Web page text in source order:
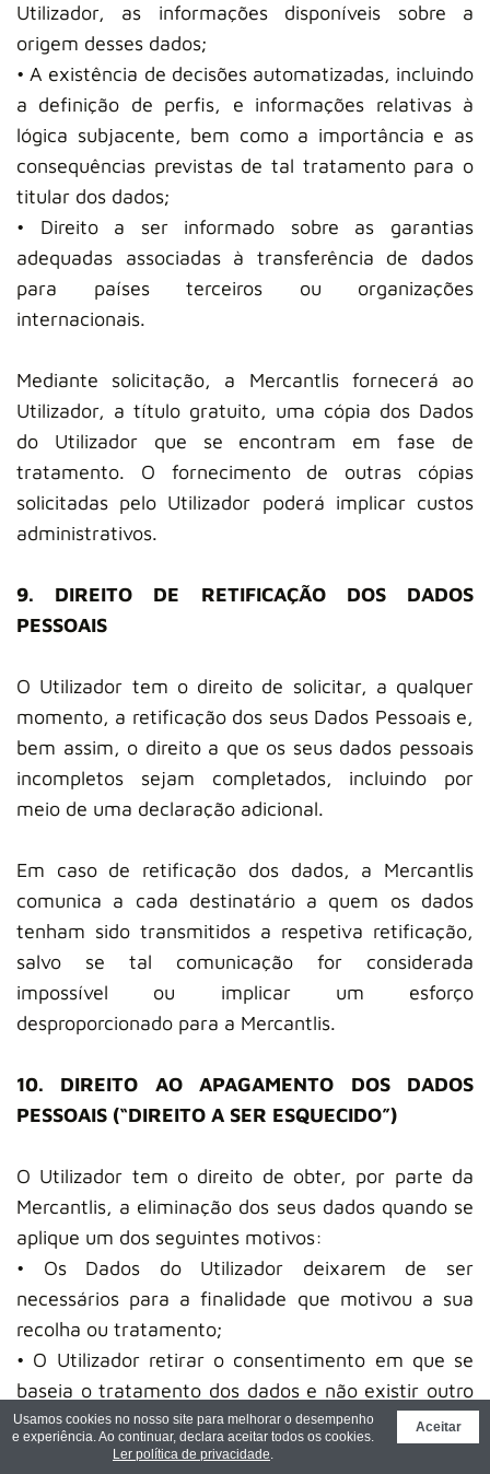
Usamos cookies no nosso site para melhorar o desempenho
e experiência. Ao continuar, declara aceitar todos os cookies.
Ler política de privacidade.
Aceitar
Utilizador, as informações disponíveis sobre a
origem desses dados;
• A existência de decisões automatizadas, incluindo
a definição de perfis, e informações relativas à
lógica subjacente, bem como a importância e as
consequências previstas de tal tratamento para o
titular dos dados;
• Direito a ser informado sobre as garantias
adequadas associadas à transferência de dados
para países terceiros ou organizações
internacionais.
Mediante solicitação, a Mercantlis fornecerá ao
Utilizador, a título gratuito, uma cópia dos Dados
do Utilizador que se encontram em fase de
tratamento. O fornecimento de outras cópias
solicitadas pelo Utilizador poderá implicar custos
administrativos.
9. DIREITO DE RETIFICAÇÃO DOS DADOS
PESSOAIS
O Utilizador tem o direito de solicitar, a qualquer
momento, a retificação dos seus Dados Pessoais e,
bem assim, o direito a que os seus dados pessoais
incompletos sejam completados, incluindo por
meio de uma declaração adicional.
Em caso de retificação dos dados, a Mercantlis
comunica a cada destinatário a quem os dados
tenham sido transmitidos a respetiva retificação,
salvo se tal comunicação for considerada
impossível ou implicar um esforço
desproporcionado para a Mercantlis.
10. DIREITO AO APAGAMENTO DOS DADOS
PESSOAIS (“DIREITO A SER ESQUECIDO”)
O Utilizador tem o direito de obter, por parte da
Mercantlis, a eliminação dos seus dados quando se
aplique um dos seguintes motivos:
• Os Dados do Utilizador deixarem de ser
necessários para a finalidade que motivou a sua
recolha ou tratamento;
• O Utilizador retirar o consentimento em que se
baseia o tratamento dos dados e não existir outro
fundamento jurídico para o referido tratamento;
• O Utilizador opor-se ao tratamento ao abrigo do